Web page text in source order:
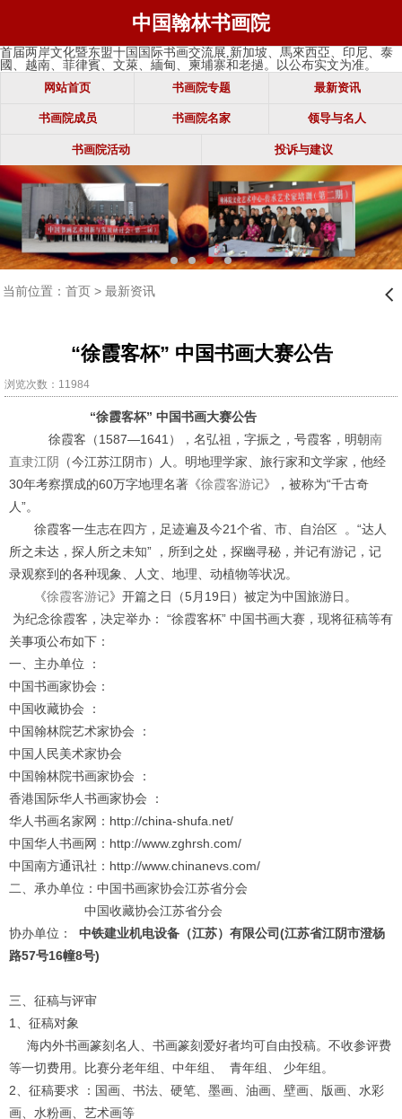
中国翰林书画院
首届两岸文化暨东盟十国国际书画交流展,新加坡、馬來西亞、印尼、泰
國、越南、菲律賓、文萊、緬甸、柬埔寨和老撾。以公布实文为准。
网站首页 书画院专题 最新资讯
书画院成员 书画院名家 领导与名人
书画院活动 投诉与建议
4
当前位置： 首页> 最新资讯 󰊒
“徐霞客杯” 中国书画大赛公告
浏览次数：11984
“徐霞客杯”中国书画大赛公告
徐霞客（1587—1641），名弘祖，字振之，号霞客，明朝南
直隶江阴
（今江苏江阴市）人。明地理学家、旅行家和文学家，他经
30年考察撰成的60万字地理名著《徐霞客游记》，被称为“千古奇
人”。
徐霞客一生志在四方，足迹遍及今21个省、市、自治区 。“达人
所之未达，探人所之未知” ，所到之处，探幽寻秘，并记有游记，记
录观察到的各种现象、人文、地理、动植物等状况。
《徐霞客游记》开篇之日（5月19日）被定为中国旅游日。
为纪念徐霞客，决定举办： “徐霞客杯” 中国书画大赛，现将征稿等有
关事项公布如下：
一、主办单位 ：
中国书画家协会：
中国收藏协会 ：
中国翰林院艺术家协会 ：
中国人民美术家协会
中国翰林院书画家协会 ：
香港国际华人书画家协会 ：
华人书画名家网：http://china-shufa.net/
中国华人书画网：http://www.zghrsh.com/
中国南方通讯社：http://www.chinanevs.com/
二、承办单位：中国书画家协会江苏省分会
中国收藏协会江苏省分会
协办单位： 中铁建业机电设备（江苏）有限公司(江苏省江阴市澄杨
路57号16幢8号)
三、征稿与评审
1、征稿对象
海内外书画篆刻名人、书画篆刻爱好者均可自由投稿。不收参评费
等一切费用。比赛分老年组、中年组、 青年组、 少年组。
2、征稿要求 ：国画、书法、硬笔、墨画、油画、壁画、版画、水彩
画、水粉画、艺术画等